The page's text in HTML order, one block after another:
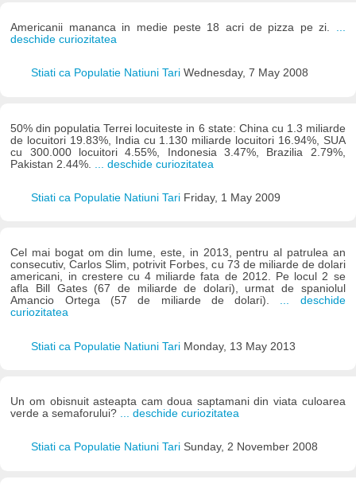
Americanii mananca in medie peste 18 acri de pizza pe zi.
deschide curiozitatea
Stiati ca Populatie Natiuni Tari Wednesday, 7 May 2008
50% din populatia Terrei locuiteste in 6 state: China cu 1.3 miliarde
de locuitori 19.83%, India cu 1.130 miliarde locuitori 16.94%, SUA
cu 300.000 locuitori 4.55%, Indonesia 3.47%, Brazilia 2.79%,
Pakistan 2.44%.
... deschide curiozitatea
Stiati ca Populatie Natiuni Tari Friday, 1 May 2009
Cel mai bogat om din lume, este, in 2013, pentru al patrulea an
consecutiv, Carlos Slim, potrivit Forbes, cu 73 de miliarde de dolari
americani, in crestere cu 4 miliarde fata de 2012. Pe locul 2 se
afla Bill Gates (67 de miliarde de dolari), urmat de spaniolul
Amancio Ortega (57 de miliarde de dolari). ... deschide
curiozitatea
Stiati ca Populatie Natiuni Tari Monday, 13 May 2013
Un om obisnuit asteapta cam doua saptamani din viata culoarea
verde a semaforului? ... deschide curiozitatea
Stiati ca Populatie Natiuni Tari Sunday, 2 November 2008